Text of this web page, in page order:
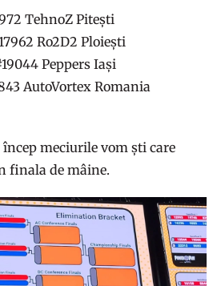
TehnoZ Pitești
Ro2D2 Ploiești
Peppers Iași
AutoVortex Romania
încep meciurile vom ști care
finala de mâine.